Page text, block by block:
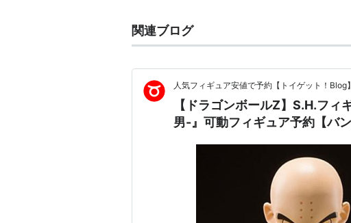
関連ブログ
人気フィギュア安値で予約【トイゲット！Blog】
【ドラゴンボールZ】S.H.フ
男-』可動フィギュア予約【バ